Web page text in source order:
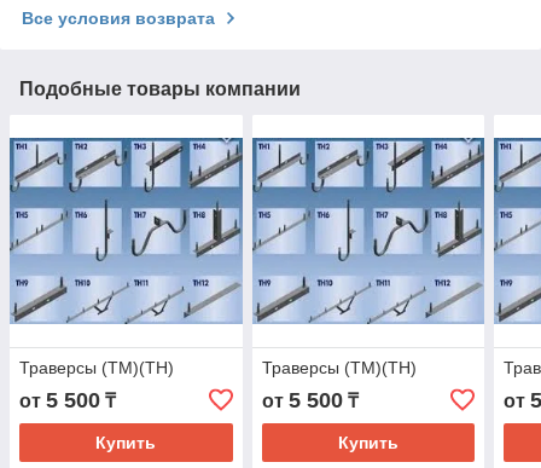
Все условия возврата
Подобные товары компании
Траверсы (ТМ)(ТН)
от 5 500 ₸
Купить
Траверсы (ТМ)(ТН)
от 5 500₸
Купить
от